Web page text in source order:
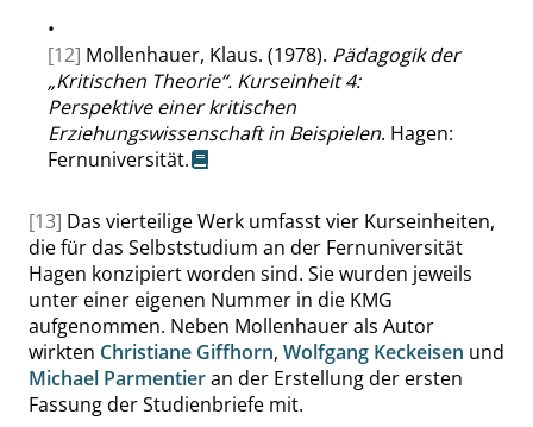
•
[12] Mollenhauer, Klaus. (1978). Pädagogik der
„Kritischen Theorie“. Kurseinheit 4:
Perspektive einer kritischen
Erziehungswissenschaft in Beispielen. Hagen:
Fernuniversität.
[13] Das vierteilige Werk umfasst vier Kurseinheiten,
die für das Selbststudium an der Fernuniversität
Hagen konzipiert worden sind. Sie wurden jeweils
unter einer eigenen Nummer in die KMG
aufgenommen. Neben Mollenhauer als Autor
wirkten Christiane Giffhorn, Wolfgang Keckeisen und
Michael Parmentieran der Erstellung der ersten
Fassung der Studienbriefe mit.